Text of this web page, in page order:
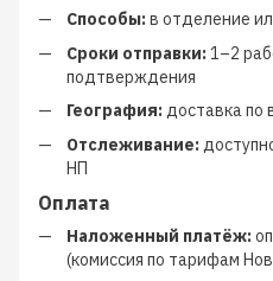
Способы:в отделение
Сроки отправки:1–2
подтверждения
География:доставка по
Отслеживание:
НП
Оплата
Наложенный платёж:
(комиссия по тарифам